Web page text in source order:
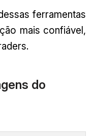
ferramentas
mais confiável,
do